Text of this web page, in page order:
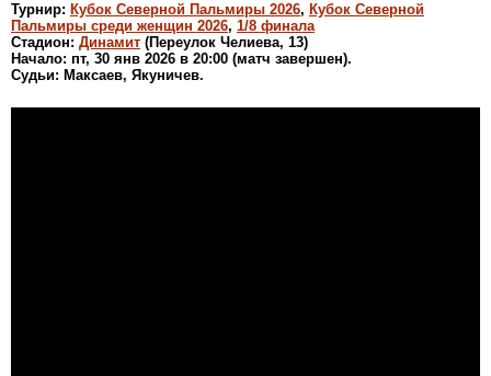
Турнир: Кубок Северной Пальмиры 2026, Кубок Северной
Пальмиры среди женщин 2026, 1/8 финала
Стадион: Динамит (Переулок Челиева, 13)
Начало: пт, 30 янв 2026 в 20:00 (матч завершен).
Судьи: Максаев, Якуничев.